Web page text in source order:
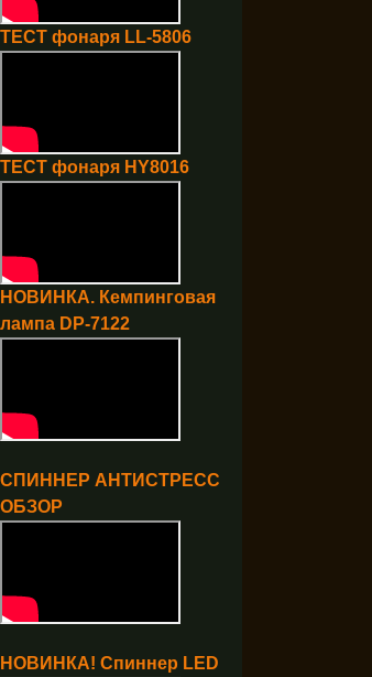
ТЕСТ фонаря LL-5806
ТЕСТ фонаря HY8016
НОВИНКА. Кемпинговая
лампа DP-7122
СПИННЕР АНТИСТРЕСС
ОБЗОР
НОВИНКА! Спиннер LED